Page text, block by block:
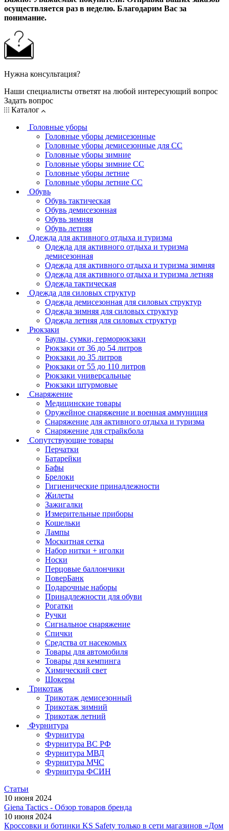
осуществляется раз в неделю. Благодарим Вас за
понимание.
Нужна консультация?
Наши специалисты ответят на любой интересующий вопрос
Задать вопрос
Каталог
Головные уборы
Головные уборы демисезонные
Головные уборы демисезонные для СС
Головные уборы зимние
Головные уборы зимние СС
Головные уборы летние
Головные уборы летние СС
Обувь
Обувь тактическая
Обувь демисезонная
Обувь зимняя
Обувь летняя
Одежда для активного отдыха и туризма
Одежда для активного отдыха и туризма
демисезонная
Одежда для активного отдыха и туризма зимняя
Одежда для активного отдыха и туризма летняя
Одежда тактическая
Одежда для силовых структур
Одежда демисезонная для силовых структур
Одежда зимняя для силовых структур
Одежда летняя для силовых структур
Рюкзаки
Баулы, сумки, герморюкзаки
Рюкзаки от 36 до 54 литров
Рюкзаки до 35 литров
Рюкзаки от 55 до 110 литров
Рюкзаки универсальные
Рюкзаки штурмовые
Снаряжение
Медицинские товары
Оружейное снаряжение и военная аммуниция
Снаряжение для активного отдыха и туризма
Снаряжение для страйкбола
Сопутствующие товары
Перчатки
Батарейки
Бафы
Брелоки
Гигиенические принадлежности
Жилеты
Зажигалки
Измерительные приборы
Кошельки
Лампы
Москитная сетка
Набор нитки + иголки
Носки
Перцовые баллончики
ПоверБанк
Подарочные наборы
Принадлежности для обуви
Рогатки
Ручки
Сигнальное снаряжение
Спички
Средства от насекомых
Товары для автомобиля
Товары для кемпинга
Химический свет
Шокеры
Трикотаж
Трикотаж демисезонный
Трикотаж зимний
Трикотаж летний
Фурнитура
Фурнитура
Фурнитура ВС РФ
Фурнитура МВД
Фурнитура МЧС
Фурнитура ФСИН
Статьи
10 июня 2024
Giena Tactics - Обзор товаров бренда
10 июня 2024
Кроссовки и ботинки KS Safety только в сети магазинов «Дом